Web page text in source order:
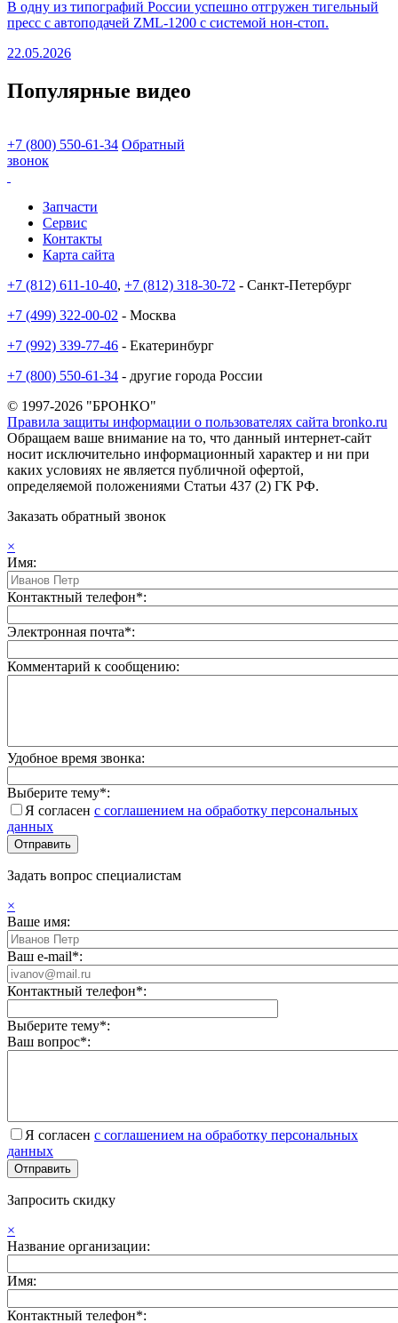
В одну из типографий России успешно отгружен тигельный
пресс с автоподачей ZML-1200 с системой нон-стоп.
22.05.2026
Популярные видео
+7 (800) 550-61-34 Обратный
звонок
Запчасти
Сервис
Контакты
Карта сайта
+7 (812) 611-10-40, +7 (812) 318-30-72 - Санкт-Петербург
+7 (499) 322-00-02 - Москва
+7 (992) 339-77-46 - Екатеринбург
+7 (800) 550-61-34 - другие города России
© 1997-2026 "БРОНКО"
Правила защиты информации о пользователях сайта bronko.ru
Обращаем ваше внимание на то, что данный интернет-сайт
носит исключительно информационный характер и ни при
каких условиях не является публичной офертой,
определяемой положениями Статьи 437 (2) ГК РФ.
Заказать обратный звонок
×
Имя:
Контактный телефон*:
Электронная почта*:
Комментарий к сообщению:
Удобное время звонка:
Выберите тему*:
Я согласен с соглашением на обработку персональных
данных
Задать вопрос специалистам
×
Ваше имя:
Ваш e-mail*:
Контактный телефон*:
Выберите тему*:
Ваш вопрос*:
Я согласен с соглашением на обработку персональных
данных
Запросить скидку
×
Название организации:
Имя:
Контактный телефон*: